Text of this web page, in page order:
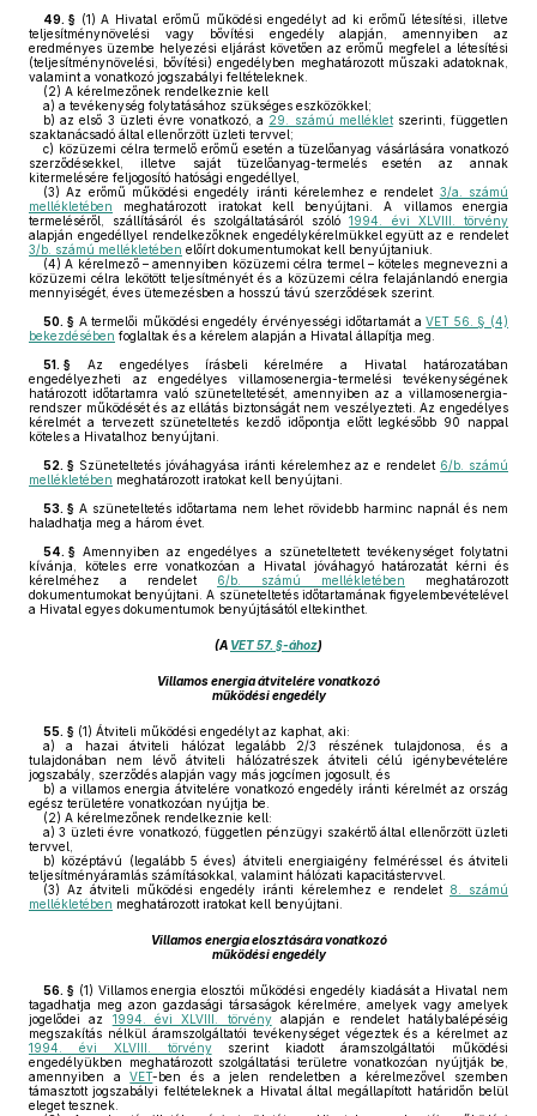
49. § (1) A Hivatal erőmű működési engedélyt ad ki erőmű létesítési, illetve
teljesítménynövelési vagy bővítési engedély alapján, amennyiben az
eredményes üzembe helyezési eljárást követően az erőmű megfelel a létesítési
(teljesítménynövelési, bővítési) engedélyben meghatározott műszaki adatoknak,
valamint a vonatkozó jogszabályi feltételeknek.
(2) A kérelmezőnek rendelkeznie kell
a) a tevékenység folytatásához szükséges eszközökkel;
b) az első 3 üzleti évre vonatkozó, a 29. számú mellékletszerinti, független
szaktanácsadó által ellenőrzött üzleti tervvel;
c) közüzemi célra termelő erőmű esetén a tüzelőanyag vásárlására vonatkozó
szerződésekkel, illetve saját tüzelőanyag-termelés esetén az annak
kitermelésére feljogosító hatósági engedéllyel,
(3) Az erőmű működési engedély iránti kérelemhez e rendelet 3/a. számú
mellékletében meghatározott iratokat kell benyújtani. A villamos energia
termeléséről, szállításáról és szolgáltatásáról szóló1994. évi XLVIII. törvény
alapján engedéllyel rendelkezőknek engedélykérelmükkel együtt az e rendelet
3/b. számú mellékletében előírt dokumentumokat kell benyújtaniuk.
(4) A kérelmező – amennyiben közüzemi célra termel – köteles megnevezni a
közüzemi célra lekötött teljesítményét és a közüzemi célra felajánlandó energia
mennyiségét, éves ütemezésben a hosszú távú szerződések szerint.
50. § A termelői működési engedély érvényességi időtartamát aVET 56. § (4)
bekezdésében foglaltak és a kérelem alapján a Hivatal állapítja meg.
51. § Az engedélyes írásbeli kérelmére a Hivatal határozatában
engedélyezheti az engedélyes villamosenergia-termelési tevékenységének
határozott időtartamra való szüneteltetését, amennyiben az a villamosenergia-
rendszer működését és az ellátás biztonságát nem veszélyezteti. Az engedélyes
kérelmét a tervezett szüneteltetés kezdő időpontja előtt legkésőbb 90 nappal
köteles a Hivatalhoz benyújtani.
52. § Szüneteltetés jóváhagyása iránti kérelemhez az e rendelet 6/b. számú
mellékletében meghatározott iratokat kell benyújtani.
53. § A szüneteltetés időtartama nem lehet rövidebb harminc napnál és nem
haladhatja meg a három évet.
54. § Amennyiben az engedélyes a szüneteltetett tevékenységet folytatni
kívánja, köteles erre vonatkozóan a Hivatal jóváhagyó határozatát kérni és
kérelméhez a rendelet 6/b. számú mellékletében meghatározott
dokumentumokat benyújtani. A szüneteltetés időtartamának figyelembevételével
a Hivatal egyes dokumentumok benyújtásától eltekinthet.
(A VET 57. §-ához)
Villamos energia átvitelére vonatkozó
működési engedély
55. § (1) Átviteli működési engedélyt az kaphat, aki:
a) a hazai átviteli hálózat legalább 2/3 részének tulajdonosa, és a
tulajdonában nem lévő átviteli hálózatrészek átviteli célú igénybevételére
jogszabály, szerződés alapján vagy más jogcímen jogosult, és
b) a villamos energia átvitelére vonatkozó engedély iránti kérelmét az ország
egész területére vonatkozóan nyújtja be.
(2) A kérelmezőnek rendelkeznie kell:
a) 3 üzleti évre vonatkozó, független pénzügyi szakértő által ellenőrzött üzleti
tervvel,
b) középtávú (legalább 5 éves) átviteli energiaigény felméréssel és átviteli
teljesítményáramlás számításokkal, valamint hálózati kapacitástervvel.
(3) Az átviteli működési engedély iránti kérelemhez e rendelet 8. számú
mellékletében meghatározott iratokat kell benyújtani.
Villamos energia elosztására vonatkozó
működési engedély
56. § (1) Villamos energia elosztói működési engedély kiadását a Hivatal nem
tagadhatja meg azon gazdasági társaságok kérelmére, amelyek vagy amelyek
jogelődei az 1994. évi XLVIII. törvényalapján e rendelet hatálybalépéséig
megszakítás nélkül áramszolgáltatói tevékenységet végeztek és a kérelmet az
1994. évi XLVIII. törvényszerint kiadott áramszolgáltatói működési
engedélyükben meghatározott szolgáltatási területre vonatkozóan nyújtják be,
amennyiben aVET-ben és a jelen rendeletben a kérelmezővel szemben
támasztott jogszabályi feltételeknek a Hivatal által megállapított határidőn belül
eleget tesznek.